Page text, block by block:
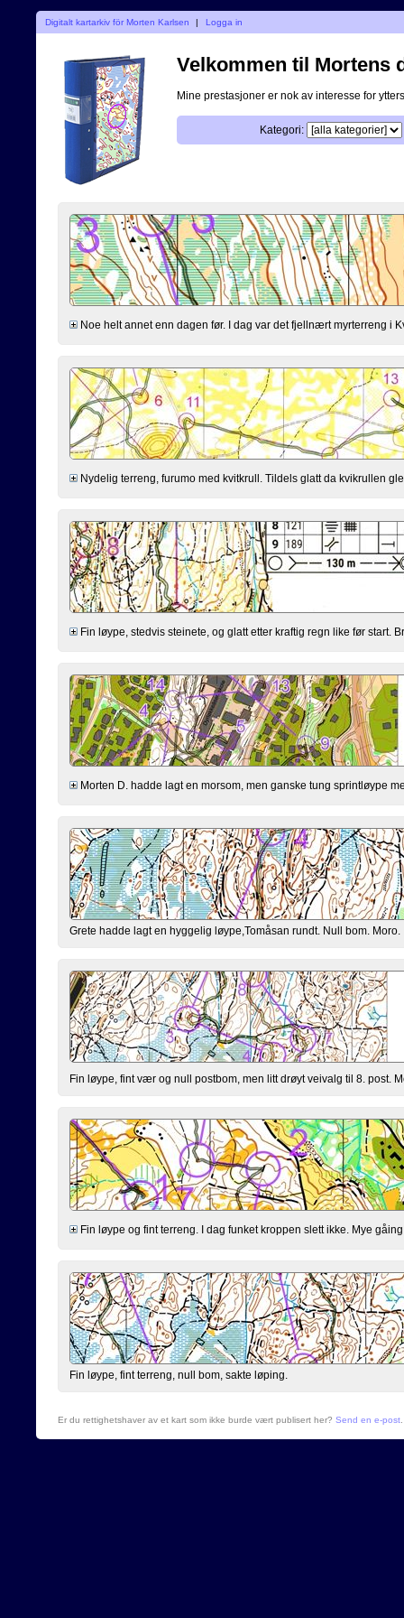
Digitalt kartarkiv för Morten Karlsen | Logga in
Velkommen til Mortens
Mine prestasjoner er nok av interesse for
Kategori:
Noe helt annet enn dagen før. I dag var det fjellnært myrterreng i
Nydelig terreng, furumo med kvitkrull. Tildels glatt da kvikrullen
Fin løype, stedvis steinete, og glatt etter kraftig regn like før start.
Morten D. hadde lagt en morsom, men ganske tung sprintløype
Grete hadde lagt en hyggelig løype,Tomåsan rundt. Null bom. Moro.
Fin løype, fint vær og null postbom, men litt drøyt veivalg til 8. post.
Fin løype og fint terreng. I dag funket kroppen slett ikke. Mye
Fin løype, fint terreng, null bom, sakte løping.
Er du rettighetshaver av et kart som ikke burde vært publisert her? Send en e-post